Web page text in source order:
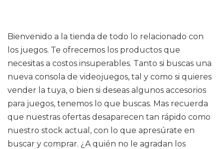
Bienvenido a la tienda de todo lo relacionado con
los juegos. Te ofrecemos los productos que
necesitas a costos insuperables. Tanto si buscas una
nueva consola de videojuegos, tal y como si quieres
vender la tuya, o bien si deseas algunos accesorios
para juegos, tenemos lo que buscas. Mas recuerda
que nuestras ofertas desaparecen tan rápido como
nuestro stock actual, con lo que apresúrate en
buscar y comprar. ¿A quién no le agradan los